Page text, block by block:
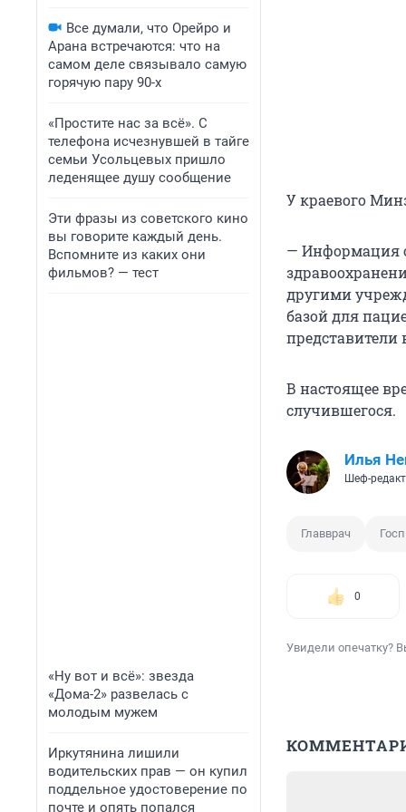
Все думали, что Орейро и
Арана встречаются: что на
самом деле связывало самую
горячую пару 90-х
«Простите нас за всё». С
телефона исчезнувшей в тайге
семьи Усольцевых пришло
леденящее душу сообщение
Эти фразы из советского кино
вы говорите каждый день.
Вспомните из каких они
фильмов? — тест
«Ну вот и всё»: звезда
«Дома-2» развелась с
молодым мужем
Иркутянина лишили
водительских прав — он купил
поддельное удостоверение по
почте и опять попался
У краевого
— Информация
другими
базой для
представители
В настоящее
случившегося.
Илья
Шеф-
Главврач
0
Увидели опечатку?